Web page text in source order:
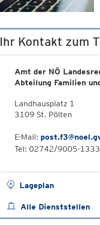
Ihr Kontakt zum
Amt der NÖ
Abteilung Familien
Landhausplatz 1
3109 St. Pölten
E-Mail:
Tel: 02742/9005-
Lageplan
Alle Dienststellen